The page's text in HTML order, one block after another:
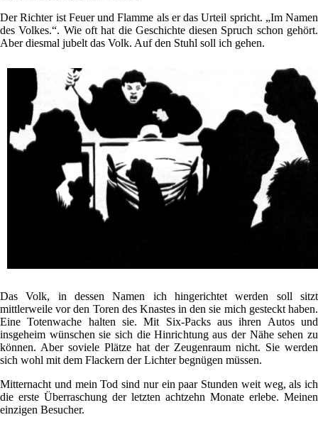
Der Richter ist Feuer und Flamme als er das Urteil spricht. „Im Namen
des Volkes.“. Wie oft hat die Geschichte diesen Spruch schon gehört.
Aber diesmal jubelt das Volk. Auf den Stuhl soll ich gehen.
Das Volk, in dessen Namen ich hingerichtet werden soll sitzt
mittlerweile vor den Toren des Knastes in den sie mich gesteckt haben.
Eine Totenwache halten sie. Mit Six-Packs aus ihren Autos und
insgeheim wünschen sie sich die Hinrichtung aus der Nähe sehen zu
können. Aber soviele Plätze hat der Zeugenraum nicht. Sie werden
sich wohl mit dem Flackern der Lichter begnügen müssen.
Mitternacht und mein Tod sind nur ein paar Stunden weit weg, als ich
die erste Überraschung der letzten achtzehn Monate erlebe. Meinen
einzigen Besucher.